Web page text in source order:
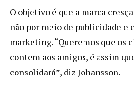
O objetivo é que a marca
não por meio de publicidade e
marketing. “Queremos que os
contem aos amigos, é assim
consolidará”, diz Johansson.